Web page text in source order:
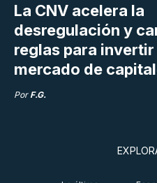
La CNV acelera la
desregulación y
reglas para invertir
mercado de
Por F.G.